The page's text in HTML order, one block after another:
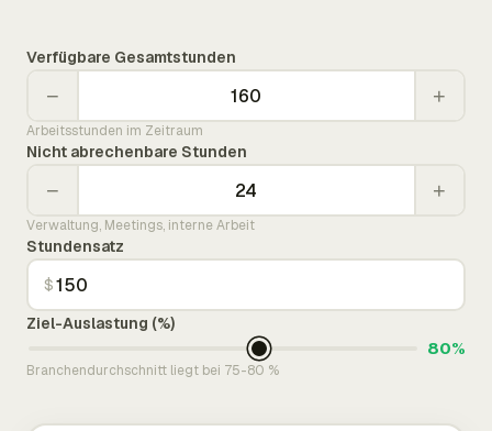
Verfügbare Gesamtstunden
− +
Arbeitsstunden im Zeitraum
Nicht abrechenbare Stunden
− +
Verwaltung, Meetings, interne Arbeit
Stundensatz
$
Ziel-Auslastung (%)
80%
Branchendurchschnitt liegt bei 75-80 %